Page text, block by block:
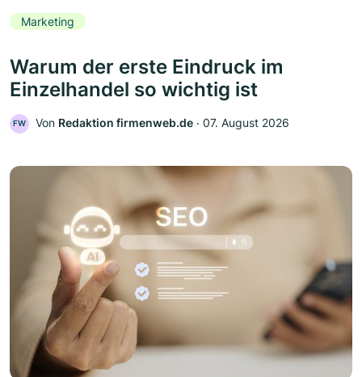
Marketing
Warum der erste Eindruck im
Einzelhandel so wichtig ist
FW Von Redaktion firmenweb.de ‧ 07. August 2026